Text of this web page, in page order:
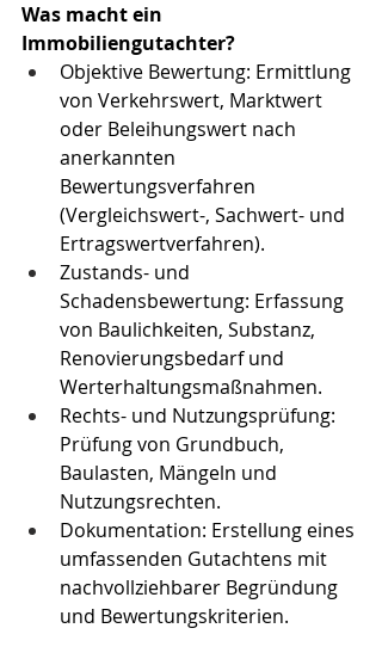
Was macht ein
Immobiliengutachter?
Objektive Bewertung: Ermittlung
von Verkehrswert, Marktwert
oder Beleihungswert nach
anerkannten
Bewertungsverfahren
(Vergleichswert-, Sachwert- und
Ertragswertverfahren).
Zustands- und
Schadensbewertung: Erfassung
von Baulichkeiten, Substanz,
Renovierungsbedarf und
Werterhaltungsmaßnahmen.
Rechts- und Nutzungsprüfung:
Prüfung von Grundbuch,
Baulasten, Mängeln und
Nutzungsrechten.
Dokumentation: Erstellung eines
umfassenden Gutachtens mit
nachvollziehbarer Begründung
und Bewertungskriterien.